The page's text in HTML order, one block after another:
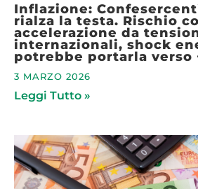
Inflazione:
rialza la testa. Rischio
accelerazione da
internazionali, shock
potrebbe portarla verso
3 MARZO 2026
Leggi Tutto »